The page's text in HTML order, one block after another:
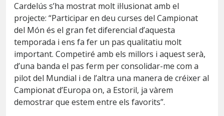
Cardelús s’ha mostrat molt il·lusionat amb el
projecte: “Participar en deu curses del Campionat
del Món és el gran fet diferencial d’aquesta
temporada i ens fa fer un pas qualitatiu molt
important. Competiré amb els millors i aquest serà,
d’una banda el pas ferm per consolidar-me com a
pilot del Mundial i de l’altra una manera de créixer al
Campionat d’Europa on, a Estoril, ja vàrem
demostrar que estem entre els favorits”.